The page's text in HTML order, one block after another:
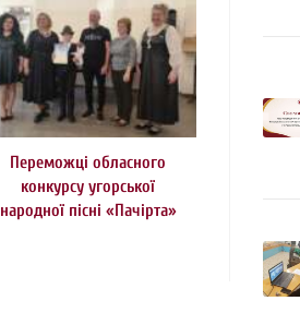
Переможці обласного
конкурсу угорської
народної пісні «Пачірта»